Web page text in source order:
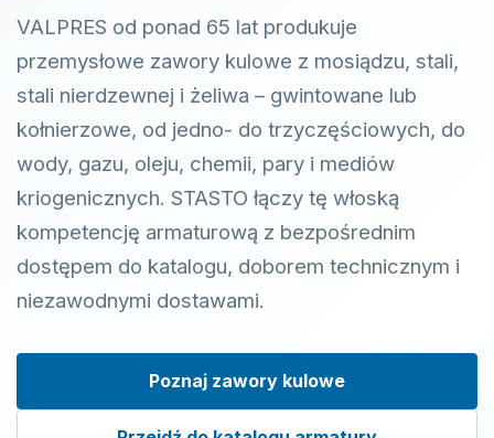
VALPRES od ponad 65 lat produkuje
przemysłowe zawory kulowe z mosiądzu, stali,
stali nierdzewnej i żeliwa – gwintowane lub
kołnierzowe, od jedno- do trzyczęściowych, do
wody, gazu, oleju, chemii, pary i mediów
kriogenicznych. STASTO łączy tę włoską
kompetencję armaturową z bezpośrednim
dostępem do katalogu, doborem technicznym i
niezawodnymi dostawami.
Poznaj zawory kulowe